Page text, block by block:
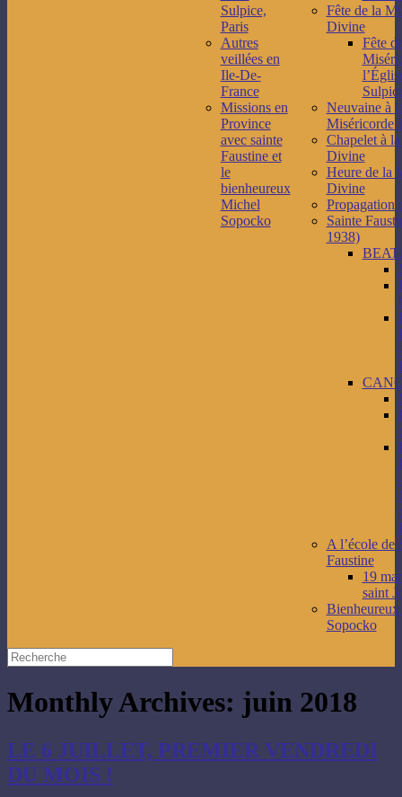
Sulpice,
Paris
Autres
veillées en
Ile-De-
France
Missions en
Province
avec sainte
Faustine et
le
bienheureux
Michel
Sopocko
Fête de la
Divine
Fête
Neuvaine à
Miséricorde
Chapelet à
Divine
Heure de la
Divine
Propagation
Sainte
1938)
A l’école de
Faustine
19
saint
Sopocko
Monthly Archives: juin 2018
LE 6 JUILLET, PREMIER VENDREDI
DU MOIS !